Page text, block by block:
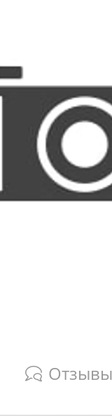
Отзывы